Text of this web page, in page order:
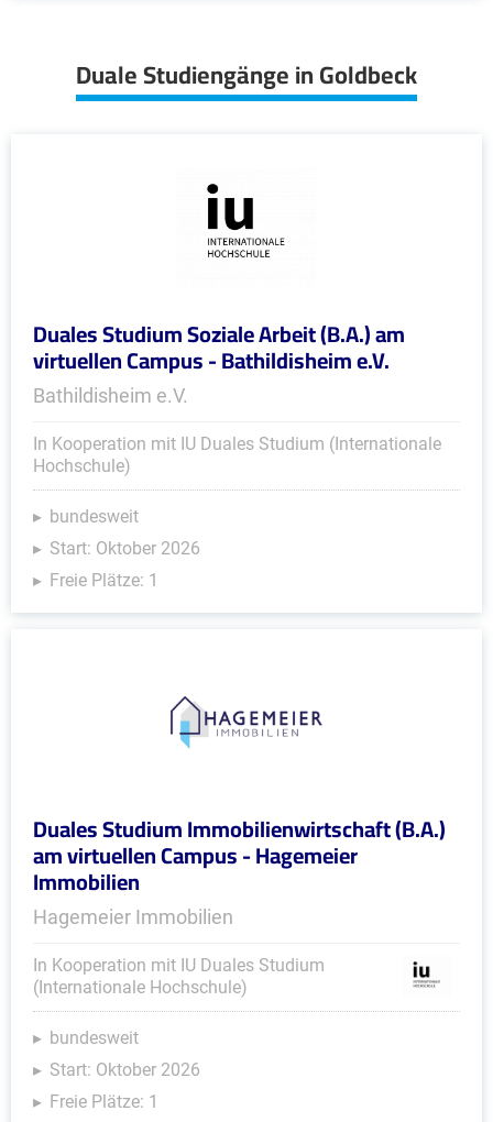
Duale Studiengänge in Goldbeck
Duales Studium Soziale Arbeit (B.A.) am
virtuellen Campus - Bathildisheim e.V.
Bathildisheim e.V.
In Kooperation mit IU Duales Studium (Internationale
Hochschule)
bundesweit
Start: Oktober 2026
Freie Plätze: 1
Duales Studium Immobilienwirtschaft (B.A.)
am virtuellen Campus - Hagemeier
Immobilien
Hagemeier Immobilien
In Kooperation mit IU Duales Studium
(Internationale Hochschule)
bundesweit
Start: Oktober 2026
Freie Plätze: 1